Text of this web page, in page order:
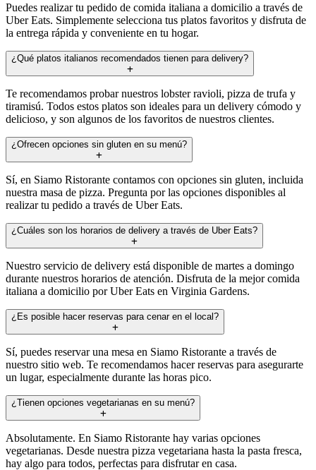
Puedes realizar tu pedido de comida italiana a domicilio a través de
Uber Eats. Simplemente selecciona tus platos favoritos y disfruta de
la entrega rápida y conveniente en tu hogar.
¿Qué platos italianos recomendados tienen para delivery?
Te recomendamos probar nuestros lobster ravioli, pizza de trufa y
tiramisú. Todos estos platos son ideales para un delivery cómodo y
delicioso, y son algunos de los favoritos de nuestros clientes.
¿Ofrecen opciones sin gluten en su menú?
Sí, en Siamo Ristorante contamos con opciones sin gluten, incluida
nuestra masa de pizza. Pregunta por las opciones disponibles al
realizar tu pedido a través de Uber Eats.
¿Cuáles son los horarios de delivery a través de Uber Eats?
Nuestro servicio de delivery está disponible de martes a domingo
durante nuestros horarios de atención. Disfruta de la mejor comida
italiana a domicilio por Uber Eats en Virginia Gardens.
¿Es posible hacer reservas para cenar en el local?
Sí, puedes reservar una mesa en Siamo Ristorante a través de
nuestro sitio web. Te recomendamos hacer reservas para asegurarte
un lugar, especialmente durante las horas pico.
¿Tienen opciones vegetarianas en su menú?
Absolutamente. En Siamo Ristorante hay varias opciones
vegetarianas. Desde nuestra pizza vegetariana hasta la pasta fresca,
hay algo para todos, perfectas para disfrutar en casa.